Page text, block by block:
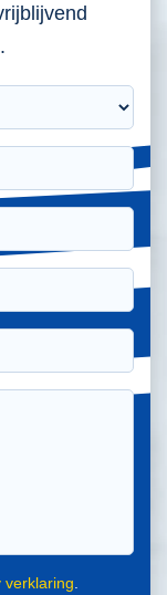
verklaring